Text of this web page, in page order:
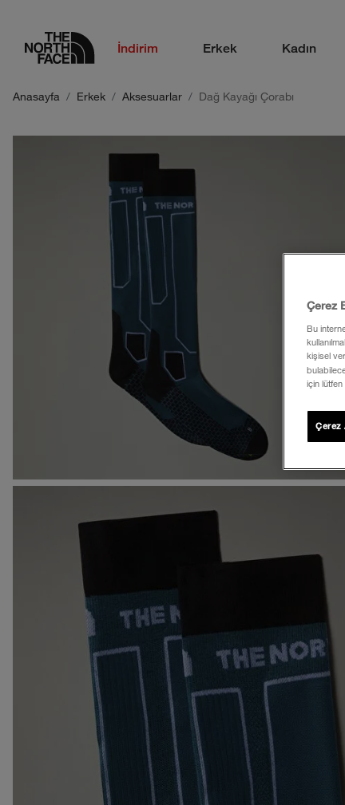
logoİndirim Erkek Kadın
Anasayfa Erkek Aksesuarlar Dağ Kayağı Çorabı
Çerez
Bu
kişisel
için lütfen
Çerez